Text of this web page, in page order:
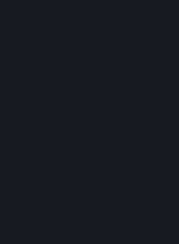
（23）参与其他在行业内被
经被本协议或其他适用的附加
如果您在使用平台的过程中
权视行为的性质和程度中止
和服务，并采取禁止发言、
在您使用平台的过程中，如
范，您可以通过举报功能向
您同意以平台的监测数据以
为判断您的帐户是否被盗号